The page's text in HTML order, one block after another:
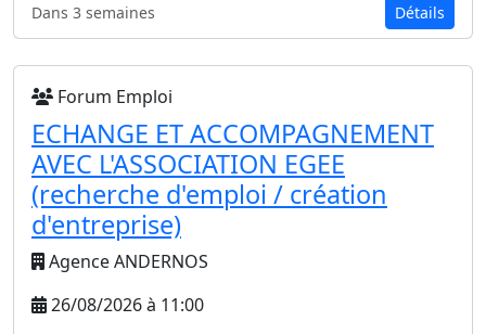
Dans 3 semaines Détails
Forum Emploi
ECHANGE ET ACCOMPAGNEMENT
AVEC L'ASSOCIATION EGEE
(recherche d'emploi / création
d'entreprise)
Agence ANDERNOS
26/08/2026 à 11:00